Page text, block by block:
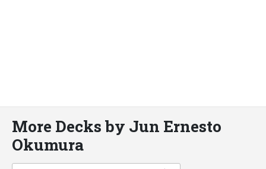
More Decks by Jun Ernesto
Okumura